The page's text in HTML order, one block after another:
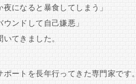
になると暴食してしまう」
ンドして自己嫌悪」
てきました。
ートを長年行ってきた専門家です。